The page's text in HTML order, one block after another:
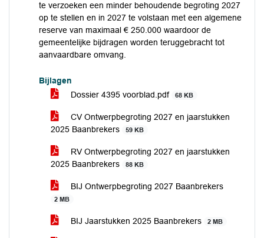
te verzoeken een minder behoudende begroting 2027
op te stellen en in 2027 te volstaan met een algemene
reserve van maximaal € 250.000 waardoor de
gemeentelijke bijdragen worden teruggebracht tot
aanvaardbare omvang.
Bijlagen
Dossier 4395 voorblad.pdf
68 KB
CV Ontwerpbegroting 2027 en jaarstukken
2025 Baanbrekers
59 KB
RV Ontwerpbegroting 2027 en jaarstukken
2025 Baanbrekers
88 KB
BIJ Ontwerpbegroting 2027 Baanbrekers
2 MB
BIJ Jaarstukken 2025 Baanbrekers 2 MB